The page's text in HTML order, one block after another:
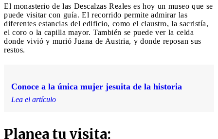
El monasterio de las Descalzas Reales es hoy un museo que se
puede visitar con guía. El recorrido permite admirar las
diferentes estancias del edificio, como el claustro, la sacristía,
el coro o la capilla mayor. También se puede ver la celda
donde vivió y murió Juana de Austria, y donde reposan sus
restos.
Conoce a la única mujer jesuita de la historia
Lea el artículo
Planea tu visita: